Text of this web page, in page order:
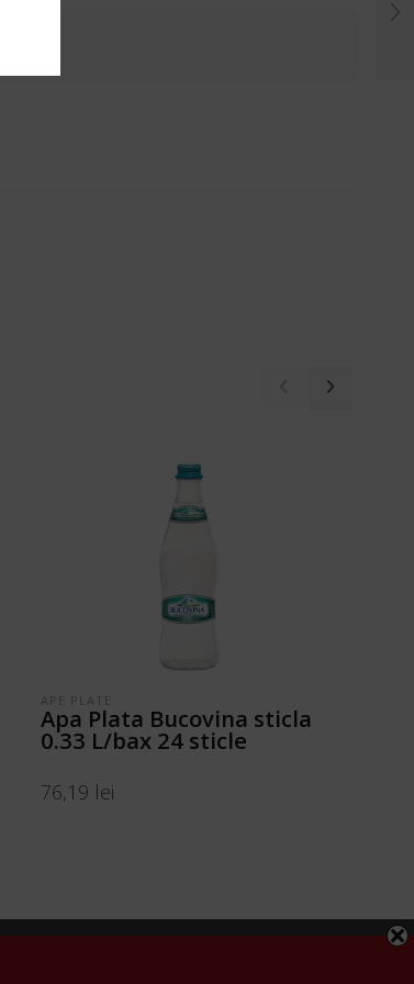
APE PLATE
Apa Plata Bucovina sticla
0.33 L/bax 24 sticle
76,19 lei